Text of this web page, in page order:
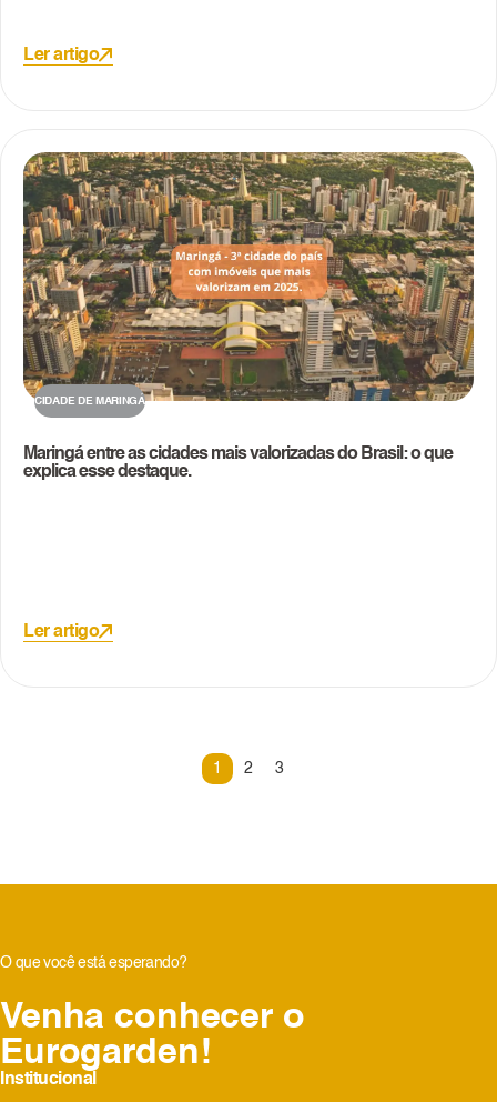
Ler artigo
CIDADE DE MARINGÁ
Maringá entre as cidades mais valorizadas do Brasil: o que
explica esse destaque.
Ler artigo
1 2 3
O que você está esperando?
Venha conhecer o
Eurogarden!
Institucional